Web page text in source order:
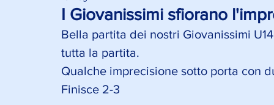
I Giovanissimi sfiorano
Bella partita dei nostri Giovanissimi
tutta la partita.
Qualche imprecisione sotto porta con
Finisce 2-3